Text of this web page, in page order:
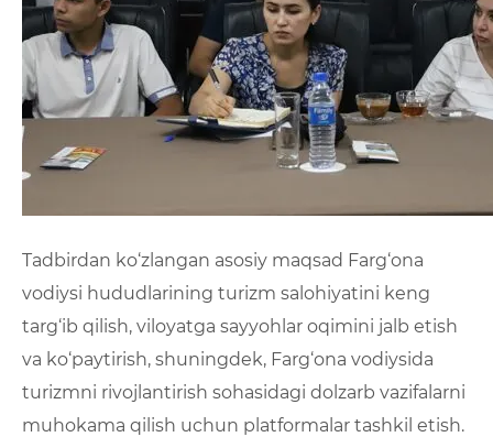
Tadbirdan ko‘zlangan asosiy maqsad Farg‘ona
vodiysi hududlarining turizm salohiyatini keng
targ‘ib qilish, viloyatga sayyohlar oqimini jalb etish
va ko‘paytirish, shuningdek, Farg‘ona vodiysida
turizmni rivojlantirish sohasidagi dolzarb vazifalarni
muhokama qilish uchun platformalar tashkil etish.